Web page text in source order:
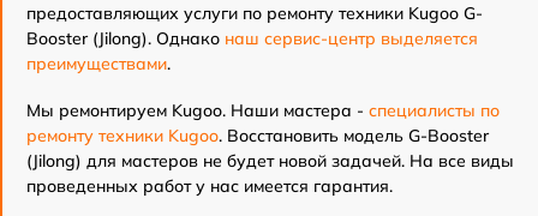
предоставляющих услуги по ремонту техники Kugoo G-
Booster (Jilong). Однако наш сервис-центр выделяется
преимуществами.
Мы ремонтируем Kugoo. Наши мастера - специалисты по
ремонту техники Kugoo. Восстановить модель G-Booster
(Jilong) для мастеров не будет новой задачей. На все виды
проведенных работ у нас имеется гарантия.